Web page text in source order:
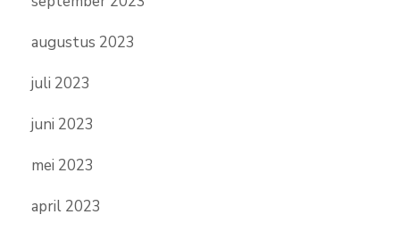
augustus 2023
juli 2023
juni 2023
mei 2023
april 2023